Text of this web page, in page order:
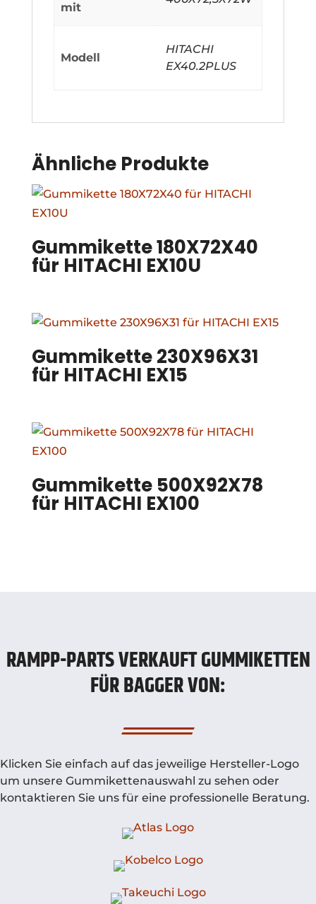
mit
Modell
HITACHI
EX40.2PLUS
Ähnliche Produkte
Gummikette 180X72X40
für HITACHI EX10U
Gummikette 230X96X31
für HITACHI EX15
Gummikette 500X92X78
für HITACHI EX100
RAMPP-PARTS VERKAUFT GUMMIKETTEN
FÜR BAGGER VON:
Klicken Sie einfach auf das jeweilige Hersteller-Logo
um unsere Gummikettenauswahl zu sehen oder
kontaktieren Sie uns für eine professionelle Beratung.